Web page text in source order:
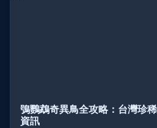
鴞鸚鵡奇異鳥全攻略：台灣珍
資訊